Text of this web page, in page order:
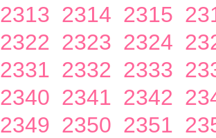
2313 2314 2315
2322 2323 2324
2331 2332 2333
2340 2341 2342
2349 2350 2351